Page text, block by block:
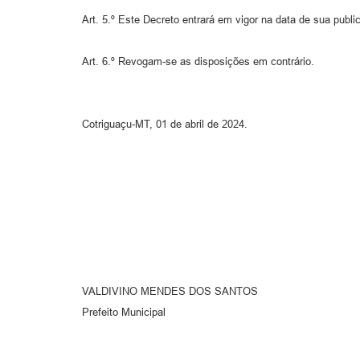
Art. 5.º Este Decreto entrará em vigor na data de sua
Art. 6.º Revogam-se as disposições em contrário.
Cotriguaçu-MT, 01 de abril de 2024.
VALDIVINO MENDES DOS SANTOS
Prefeito Municipal